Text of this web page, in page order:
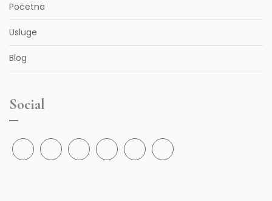
Početna
Usluge
Blog
Social